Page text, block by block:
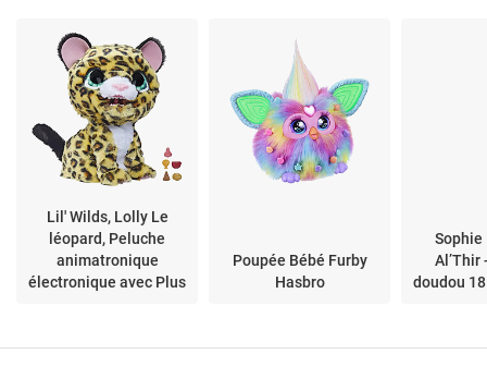
Lil' Wilds, Lolly Le
léopard, Peluche
animatronique
électronique avec Plus
Poupée Bébé Furby
Hasbro
Sophie
Al’Thir
doudou